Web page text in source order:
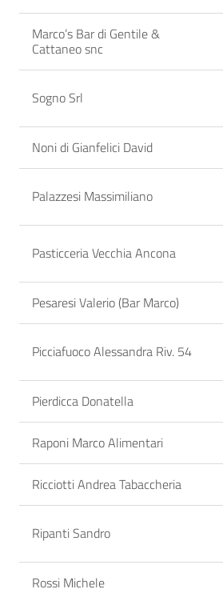
Marco’s Bar di Gentile &
Cattaneo snc
Sogno Srl
Noni di Gianfelici David
Palazzesi Massimiliano
Pasticceria Vecchia Ancona
Pesaresi Valerio (Bar Marco)
Picciafuoco Alessandra Riv. 54
Pierdicca Donatella
Raponi Marco Alimentari
Ricciotti Andrea Tabaccheria
Ripanti Sandro
Rossi Michele